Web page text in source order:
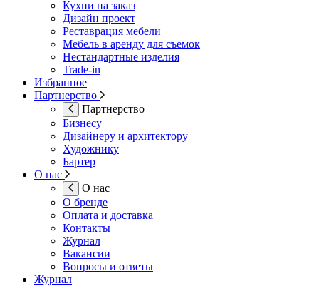
Кухни на заказ
Дизайн проект
Реставрация мебели
Мебель в аренду для съемок
Нестандартные изделия
Trade-in
Избранное
Партнерство
Партнерство
Бизнесу
Дизайнеру и архитектору
Художнику
Бартер
О нас
О нас
О бренде
Оплата и доставка
Контакты
Журнал
Вакансии
Вопросы и ответы
Журнал